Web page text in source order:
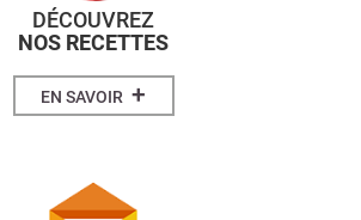
DÉCOUVREZ
NOS RECETTES
EN SAVOIR +